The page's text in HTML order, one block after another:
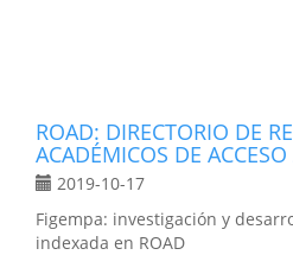
ROAD: DIRECTORIO DE
ACADÉMICOS DE
2019-10-17
Figempa: investigación y
indexada en ROAD